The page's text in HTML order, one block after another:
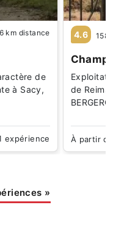
km distance
de
à Sacy,
expérience
4.6 158
de Reims
À partir
»